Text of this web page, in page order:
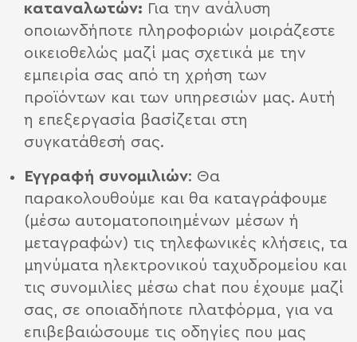
καταναλωτών: Για την ανάλυση
οποιωνδήποτε πληροφοριών μοιράζεστε
οικειοθελώς μαζί μας σχετικά με την
εμπειρία σας από τη χρήση των
προϊόντων και των υπηρεσιών μας. Αυτή
η επεξεργασία βασίζεται στη
συγκατάθεσή σας.
Εγγραφή συνομιλιών: Θα
παρακολουθούμε και θα καταγράφουμε
(μέσω αυτοματοποιημένων μέσων ή
μεταγραφών) τις τηλεφωνικές κλήσεις, τα
μηνύματα ηλεκτρονικού ταχυδρομείου και
τις συνομιλίες μέσω chat που έχουμε μαζί
σας, σε οποιαδήποτε πλατφόρμα, για να
επιβεβαιώσουμε τις οδηγίες που μας